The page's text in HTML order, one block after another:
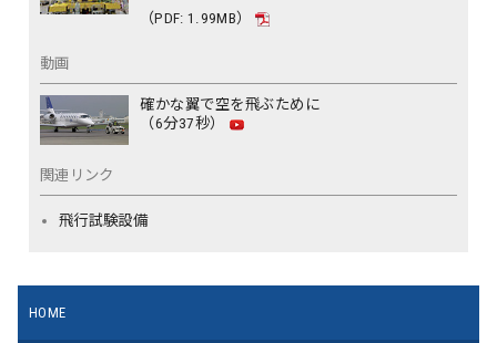
（PDF: 1.99MB）
動画
確かな翼で空を飛ぶために
（6分37秒）
関連リンク
飛行試験設備
HOME